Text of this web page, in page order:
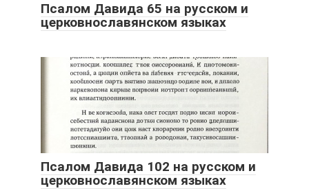
Псалом Давида 65 на русском и
церковнославянском языках
Псалом Давида 102 на русском и
церковнославянском языках